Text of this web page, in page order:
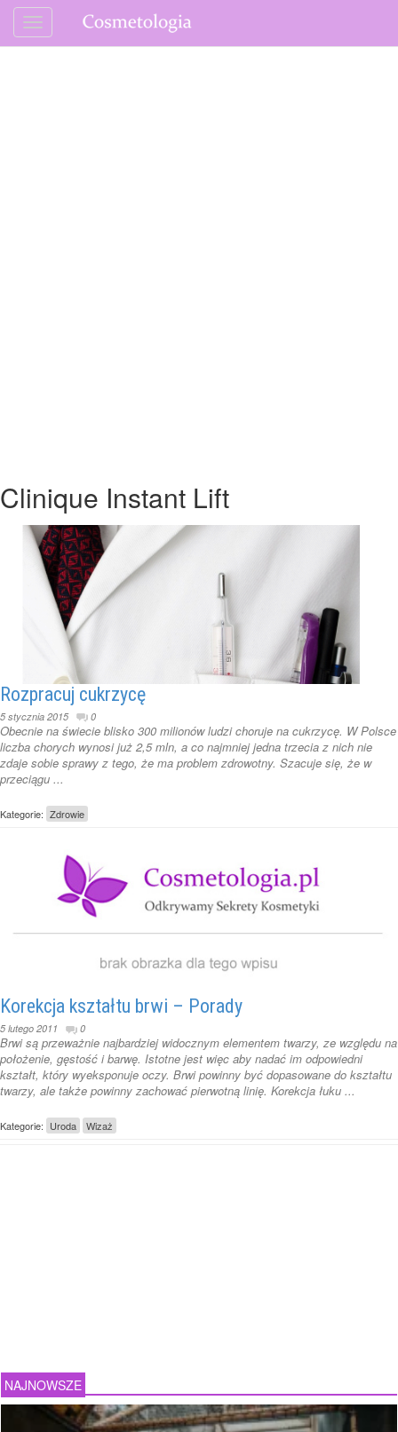
Clinique Instant Lift
Rozpracuj cukrzycę
5 stycznia 2015 0
Obecnie na świecie blisko 300 milionów ludzi choruje na cukrzycę. W Polsce
liczba chorych wynosi już 2,5 mln, a co najmniej jedna trzecia z nich nie
zdaje sobie sprawy z tego, że ma problem zdrowotny. Szacuje się, że w
przeciągu ...
Kategorie: Zdrowie
Korekcja kształtu brwi – Porady
5 lutego 2011 0
Brwi są przeważnie najbardziej widocznym elementem twarzy, ze względu na
położenie, gęstość i barwę. Istotne jest więc aby nadać im odpowiedni
kształt, który wyeksponuje oczy. Brwi powinny być dopasowane do kształtu
twarzy, ale także powinny zachować pierwotną linię. Korekcja łuku ...
Kategorie: Uroda Wizaż
NAJNOWSZE